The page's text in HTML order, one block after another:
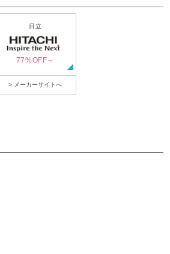
日立
77%OFF～
> メーカーサイトへ